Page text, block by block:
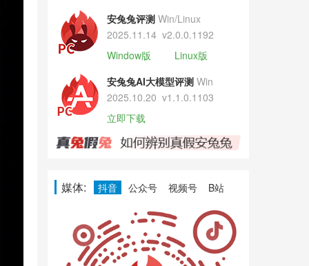
安兔兔评测 Win/Linux
2025.11.14 v2.0.0.1192
Window版
Linux版
安兔兔AI大模型评测 Win
2025.10.20 v1.1.0.1103
立即下载
媒体: 抖音 公众号 视频号 B站